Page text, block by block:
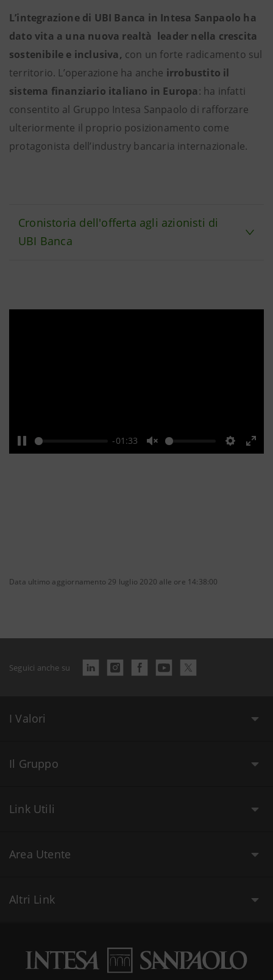
L’integrazione di UBI Banca in Intesa Sanpaolo ha
dato vita a una nuova realtà leader nella crescita
sostenibile e inclusiva, con un forte radicamento sul
territorio. L’operazione ha anche irrobustito il
sistema finanziario italiano in Europa: ha infatti
consentito al Gruppo Intesa Sanpaolo di rafforzare
ulteriormente il proprio posizionamento come
protagonista dell’industry bancaria internazionale.
Cronistoria dell'offerta agli azionisti di
UBI Banca
Pause
-01:33
Unmute Settings
Data ultimo aggiornamento 29 luglio 2020 alle ore 14:38:00
Seguici anche su
I Valori
Il Gruppo
Link Utili
Area Utente
Altri Link